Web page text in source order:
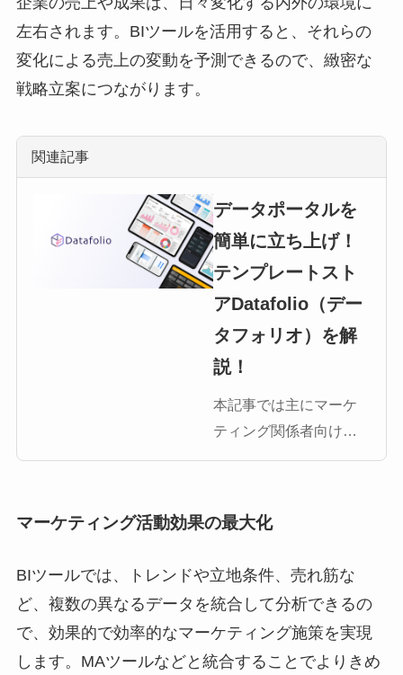
左右されます。BIツールを活用すると、それらの
変化による売上の変動を予測できるので、緻密な
戦略立案につながります。
関連記事
データポータルを
簡単に立ち上げ！
テンプレートスト
アDatafolio（デー
タフォリオ）を解
説！
本記事では主にマーケ
ティング関係者向けに
データポータルの立ち
Datafolio（データフォ
Googleデータポータル
とは Googleデータポー
タル（旧：データスタ
[…]
マーケティング活動効果の最大化
BIツールでは、トレンドや立地条件、売れ筋な
ど、複数の異なるデータを統合して分析できるの
で、効果的で効率的なマーケティング施策を実現
します。MAツールなどと統合することでよりきめ